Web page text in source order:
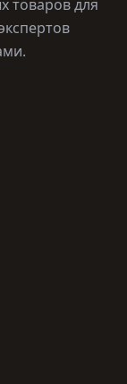
товаров для